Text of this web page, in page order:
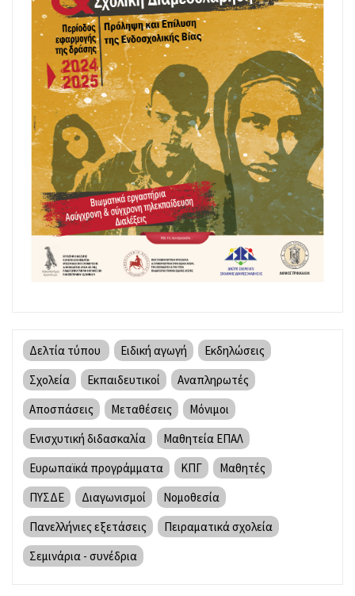
Δελτία τύπου Ειδική αγωγή
Εκδηλώσεις
Σχολεία
Εκπαιδευτικοί
Αναπληρωτές
Αποσπάσεις
Μεταθέσεις
Μόνιμοι
Ενισχυτική διδασκαλία
Μαθητεία ΕΠΑΛ
Ευρωπαϊκά προγράμματα
ΚΠΓ
Μαθητές
ΠΥΣΔΕ
Διαγωνισμοί
Νομοθεσία
Πανελλήνιες εξετάσεις
Πειραματικά σχολεία
Σεμινάρια - συνέδρια